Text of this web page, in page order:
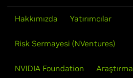
Hakkımızda Yatırımcılar
Risk Sermayesi (NVentures)
NVIDIA Foundation Araştırma